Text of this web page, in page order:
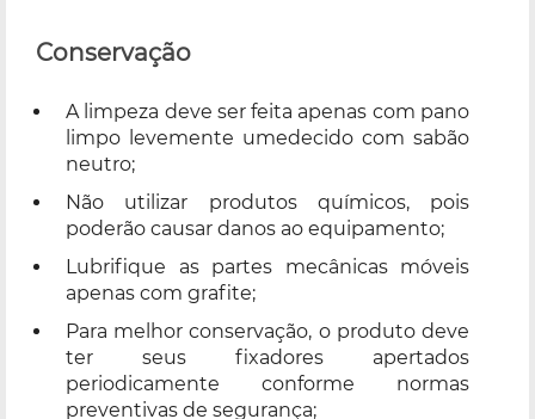
Conservação
A limpeza deve ser feita apenas com pano
limpo levemente umedecido com sabão
neutro;
Não utilizar produtos químicos, pois
poderão causar danos ao equipamento;
Lubrifique as partes mecânicas móveis
apenas com grafite;
Para melhor conservação, o produto deve
ter seus fixadores apertados
periodicamente conforme normas
preventivas de segurança;